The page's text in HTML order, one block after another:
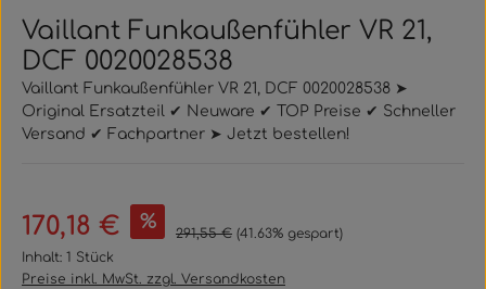
Vaillant Funkaußenfühler VR 21,
DCF 0020028538
Vaillant Funkaußenfühler VR 21, DCF 0020028538 ➤
Original Ersatzteil ✔ Neuware ✔ TOP Preise ✔ Schneller
Versand ✔ Fachpartner ➤ Jetzt bestellen!
Verkaufspreis:
170,18 € % Regulärer Preis:
291,55 € (41.63% gespart)
Inhalt: 1 Stück
Preise inkl. MwSt. zzgl. Versandkosten